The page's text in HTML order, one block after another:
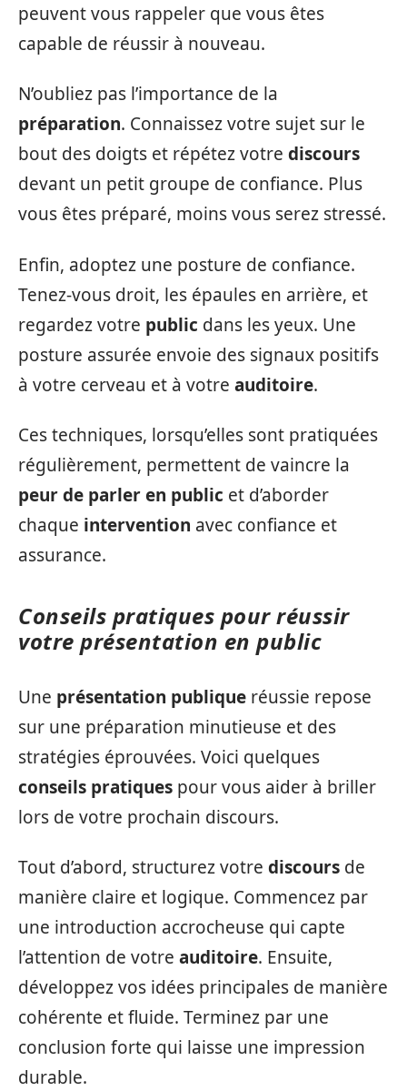
peuvent vous rappeler que vous êtes
capable de réussir à nouveau.
N’oubliez pas l’importance de la
préparation. Connaissez votre sujet sur le
bout des doigts et répétez votre discours
devant un petit groupe de confiance. Plus
vous êtes préparé, moins vous serez stressé.
Enfin, adoptez une posture de confiance.
Tenez-vous droit, les épaules en arrière, et
regardez votre public dans les yeux. Une
posture assurée envoie des signaux positifs
à votre cerveau et à votre auditoire.
Ces techniques, lorsqu’elles sont pratiquées
régulièrement, permettent de vaincre la
peur de parler en public et d’aborder
chaque intervention avec confiance et
assurance.
Conseils pratiques pour réussir
votre présentation en public
Une présentation publique réussie repose
sur une préparation minutieuse et des
stratégies éprouvées. Voici quelques
conseils pratiques pour vous aider à briller
lors de votre prochain discours.
Tout d’abord, structurez votre discours de
manière claire et logique. Commencez par
une introduction accrocheuse qui capte
l’attention de votre auditoire. Ensuite,
développez vos idées principales de manière
cohérente et fluide. Terminez par une
conclusion forte qui laisse une impression
durable.